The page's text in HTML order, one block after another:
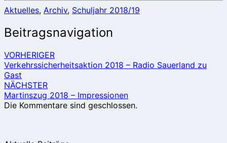
Aktuelles, Archiv, Schuljahr 2018/19
Beitragsnavigation
VORHERIGER
Verkehrssicherheitsaktion 2018 – Radio Sauerland zu
Gast
NÄCHSTER
Martinszug 2018 – Impressionen
Die Kommentare sind geschlossen.